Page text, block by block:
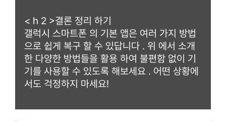
< h 2 >결론 정리 하기
갤럭시 스마트폰 의 기본 앱은 여러 가지 방법
으로 쉽게 복구 할 수 있답니다 . 위 에서 소개
한 다양한 방법들을 활용 하여 불편함 없이 기
기를 사용할 수 있도록 해보세요 . 어떤 상황에
서도 걱정하지 마세요!